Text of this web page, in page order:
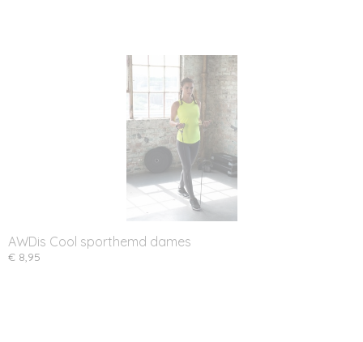
AWDis Cool sporthemd dames
€ 8,95